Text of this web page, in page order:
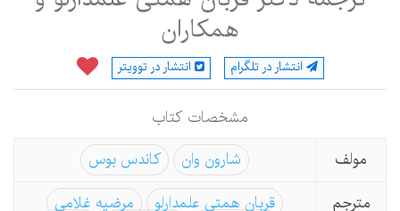
همکاران
انتشار در تلگرام انتشار در توویتر
مشخصات كتاب
مولف
شارون وان
کاندس بوس
مترجم
قربان همتی علمدارلو
مرضیه غلامی